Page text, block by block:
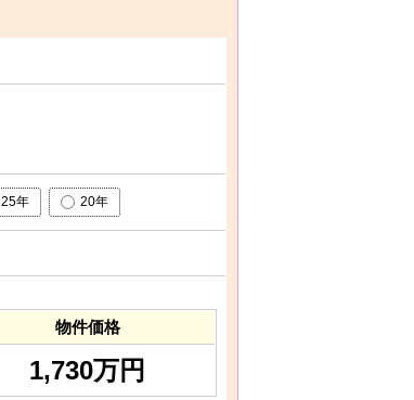
25年 20年
物件価格
1,730万円